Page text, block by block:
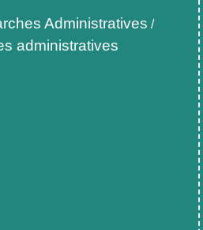
Administratives /
administratives